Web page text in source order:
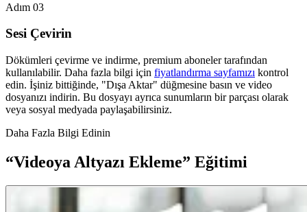
Adım 03
Sesi Çevirin
Dökümleri çevirme ve indirme, premium aboneler tarafından
kullanılabilir. Daha fazla bilgi için fiyatlandırma sayfamızı kontrol
edin. İşiniz bittiğinde, "Dışa Aktar" düğmesine basın ve video
dosyanızı indirin. Bu dosyayı ayrıca sunumların bir parçası olarak
veya sosyal medyada paylaşabilirsiniz.
Daha Fazla Bilgi Edinin
“Videoya Altyazı Ekleme” Eğitimi